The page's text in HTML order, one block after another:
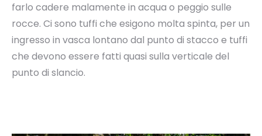
farlo cadere malamente in acqua o peggio sulle
rocce. Ci sono tuffi che esigono molta spinta, per un
ingresso in vasca lontano dal punto di stacco e tuffi
che devono essere fatti quasi sulla verticale del
punto di slancio.